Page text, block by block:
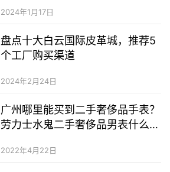
2024年1月17日
盘点十大白云国际皮革城，推荐5
个工厂购买渠道
2024年2月24日
广州哪里能买到二手奢侈品手表？
劳力士水鬼二手奢侈品男表什么
2022年4月22日